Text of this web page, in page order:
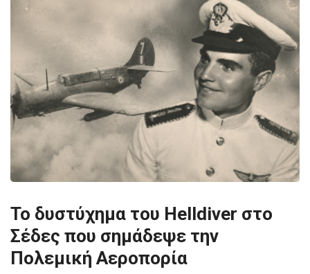
Το δυστύχημα του Helldiver στο
Σέδες που σημάδεψε την
Πολεμική Αεροπορία